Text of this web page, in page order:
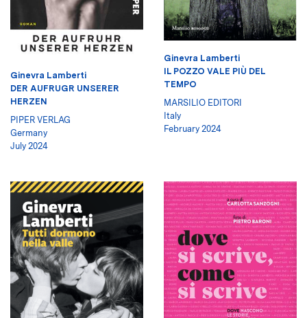
Ginevra Lamberti
DER AUFRUGR UNSERER
HERZEN
PIPER VERLAG
Germany
July 2024
Ginevra Lamberti
IL POZZO VALE PIÙ DEL
TEMPO
MARSILIO EDITORI
Italy
February 2024